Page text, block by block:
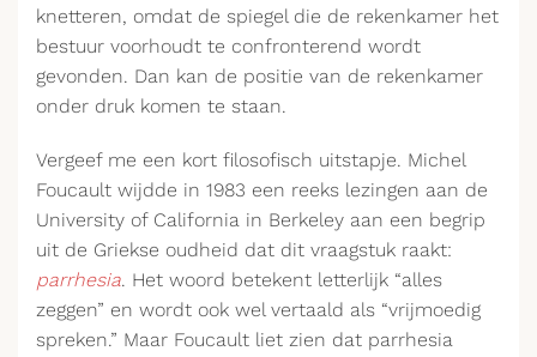
knetteren, omdat de spiegel die de rekenkamer het
bestuur voorhoudt te confronterend wordt
gevonden. Dan kan de positie van de rekenkamer
onder druk komen te staan.
Vergeef me een kort filosofisch uitstapje. Michel
Foucault wijdde in 1983 een reeks lezingen aan de
University of California in Berkeley aan een begrip
uit de Griekse oudheid dat dit vraagstuk raakt:
parrhesia. Het woord betekent letterlijk “alles
zeggen” en wordt ook wel vertaald als “vrijmoedig
spreken.” Maar Foucault liet zien dat parrhesia